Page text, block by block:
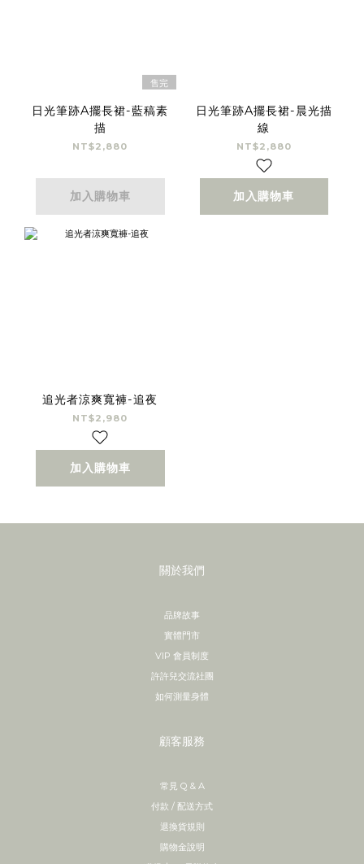
售完
日光筆跡A擺長裙-藍稿素
描
NT$2,880
加入購物車
日光筆跡A擺長裙-晨光描
線
NT$2,880
加入購物車
追光者涼爽寬褲-追夜
NT$2,980
加入購物車
關於我們
品牌故事
實體門市
VIP 會員制度
許許兒交流社團
如何測量身體
顧客服務
常見 Q & A
付款 / 配送方式
退換貨規則
購物金說明